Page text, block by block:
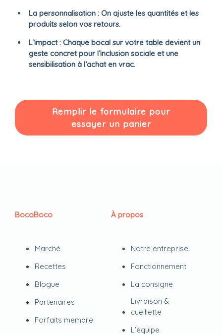
La personnalisation : On ajuste les quantités et les
produits selon vos retours.
L’impact : Chaque bocal sur votre table devient un
geste concret pour l’inclusion sociale et une
sensibilisation à l’achat en vrac.
Remplir le formulaire pour
essayer un panier
BocoBoco
Marché
Recettes
Blogue
Partenaires
Forfaits membre
À propos
Notre entreprise
Fonctionnement
La consigne
Livraison &
cueillette
L’équipe